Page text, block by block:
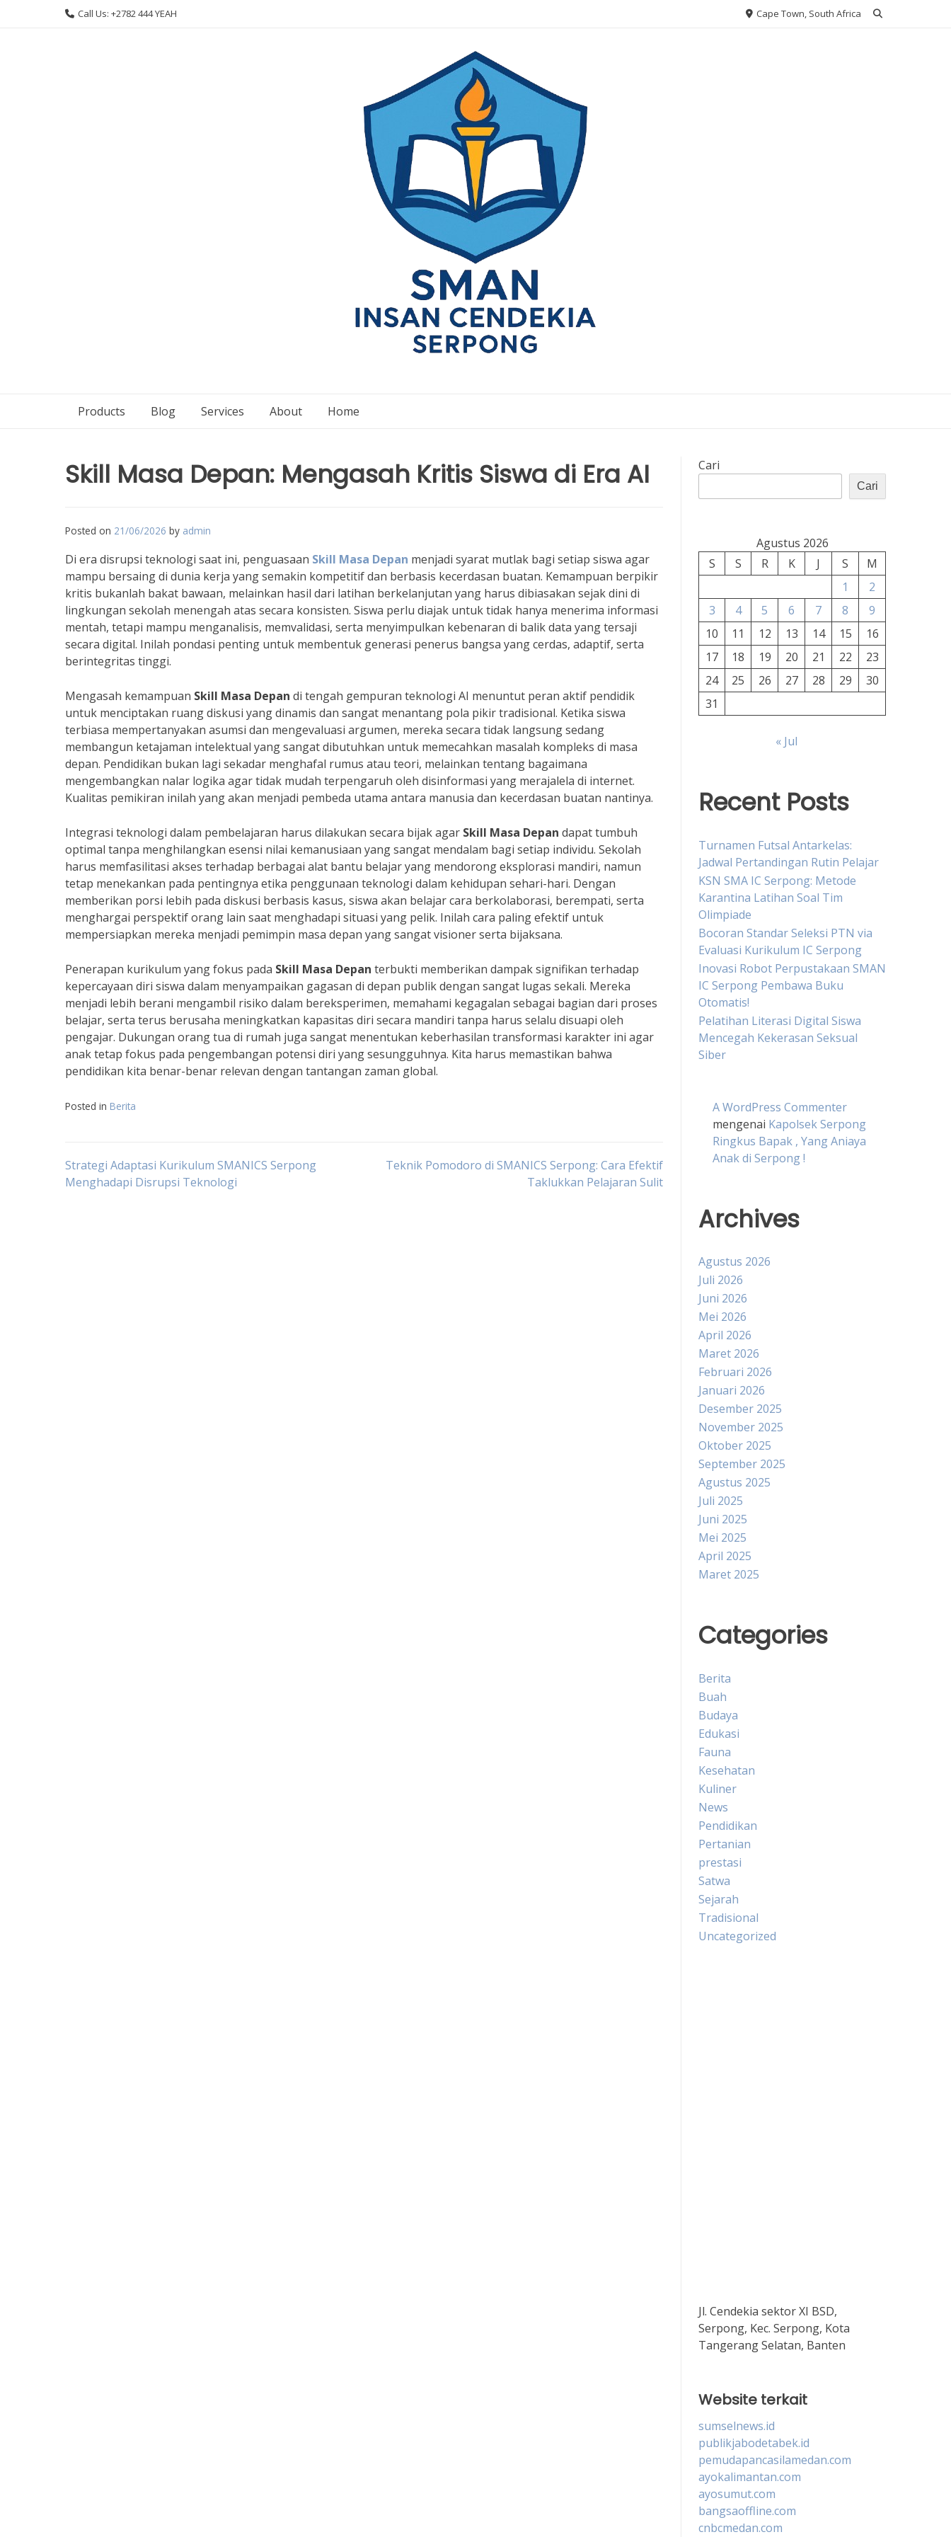
Call Us: +2782 444 YEAH Cape Town, South Africa
Products Blog Services About Home
Skill Masa Depan: Mengasah Kritis Siswa di Era AI
Posted on 21/06/2026 by admin
Di era disrupsi teknologi saat ini, penguasaan Skill Masa Depan menjadi syarat mutlak bagi setiap siswa agar
mampu bersaing di dunia kerja yang semakin kompetitif dan berbasis kecerdasan buatan. Kemampuan berpikir
kritis bukanlah bakat bawaan, melainkan hasil dari latihan berkelanjutan yang harus dibiasakan sejak dini di
lingkungan sekolah menengah atas secara konsisten. Siswa perlu diajak untuk tidak hanya menerima informasi
mentah, tetapi mampu menganalisis, memvalidasi, serta menyimpulkan kebenaran di balik data yang tersaji
secara digital. Inilah pondasi penting untuk membentuk generasi penerus bangsa yang cerdas, adaptif, serta
berintegritas tinggi.
Mengasah kemampuan Skill Masa Depan di tengah gempuran teknologi AI menuntut peran aktif pendidik
untuk menciptakan ruang diskusi yang dinamis dan sangat menantang pola pikir tradisional. Ketika siswa
terbiasa mempertanyakan asumsi dan mengevaluasi argumen, mereka secara tidak langsung sedang
membangun ketajaman intelektual yang sangat dibutuhkan untuk memecahkan masalah kompleks di masa
depan. Pendidikan bukan lagi sekadar menghafal rumus atau teori, melainkan tentang bagaimana
mengembangkan nalar logika agar tidak mudah terpengaruh oleh disinformasi yang merajalela di internet.
Kualitas pemikiran inilah yang akan menjadi pembeda utama antara manusia dan kecerdasan buatan nantinya.
Integrasi teknologi dalam pembelajaran harus dilakukan secara bijak agar Skill Masa Depan dapat tumbuh
optimal tanpa menghilangkan esensi nilai kemanusiaan yang sangat mendalam bagi setiap individu. Sekolah
harus memfasilitasi akses terhadap berbagai alat bantu belajar yang mendorong eksplorasi mandiri, namun
tetap menekankan pada pentingnya etika penggunaan teknologi dalam kehidupan sehari-hari. Dengan
memberikan porsi lebih pada diskusi berbasis kasus, siswa akan belajar cara berkolaborasi, berempati, serta
menghargai perspektif orang lain saat menghadapi situasi yang pelik. Inilah cara paling efektif untuk
mempersiapkan mereka menjadi pemimpin masa depan yang sangat visioner serta bijaksana.
Penerapan kurikulum yang fokus pada Skill Masa Depan terbukti memberikan dampak signifikan terhadap
kepercayaan diri siswa dalam menyampaikan gagasan di depan publik dengan sangat lugas sekali. Mereka
menjadi lebih berani mengambil risiko dalam bereksperimen, memahami kegagalan sebagai bagian dari proses
belajar, serta terus berusaha meningkatkan kapasitas diri secara mandiri tanpa harus selalu disuapi oleh
pengajar. Dukungan orang tua di rumah juga sangat menentukan keberhasilan transformasi karakter ini agar
anak tetap fokus pada pengembangan potensi diri yang sesungguhnya. Kita harus memastikan bahwa
pendidikan kita benar-benar relevan dengan tantangan zaman global.
Posted in Berita
Navigasi
Strategi Adaptasi Kurikulum SMANICS Serpong
Menghadapi Disrupsi Teknologi
Teknik Pomodoro di SMANICS Serpong: Cara Efektif
Taklukkan Pelajaran Sulit
Cari
Cari
Agustus 2026
S
S R K J S
M
1
2
3
4 5 6 7 8
9
10
11 12 13 14 15
16
17
18 19 20 21 22
23
24
25 26 27 28 29
30
31
« Jul
Recent Posts
Turnamen Futsal Antarkelas:
Jadwal Pertandingan Rutin Pelajar
KSN SMA IC Serpong: Metode
Karantina Latihan Soal Tim
Olimpiade
Bocoran Standar Seleksi PTN via
Evaluasi Kurikulum IC Serpong
Inovasi Robot Perpustakaan SMAN
IC Serpong Pembawa Buku
Otomatis!
Pelatihan Literasi Digital Siswa
Mencegah Kekerasan Seksual
Siber
A WordPress Commenter
mengenai Kapolsek Serpong
Ringkus Bapak , Yang Aniaya
Anak di Serpong !
Archives
Agustus 2026
Juli 2026
Juni 2026
Mei 2026
April 2026
Maret 2026
Februari 2026
Januari 2026
Desember 2025
November 2025
Oktober 2025
September 2025
Agustus 2025
Juli 2025
Juni 2025
Mei 2025
April 2025
Maret 2025
Categories
Berita
Buah
Budaya
Edukasi
Fauna
Kesehatan
Kuliner
News
Pendidikan
Pertanian
prestasi
Satwa
Sejarah
Tradisional
Uncategorized
Jl. Cendekia sektor XI BSD,
Serpong, Kec. Serpong, Kota
Tangerang Selatan, Banten
Website terkait
sumselnews.id
publikjabodetabek.id
pemudapancasilamedan.com
ayokalimantan.com
ayosumut.com
bangsaoffline.com
cnbcmedan.com